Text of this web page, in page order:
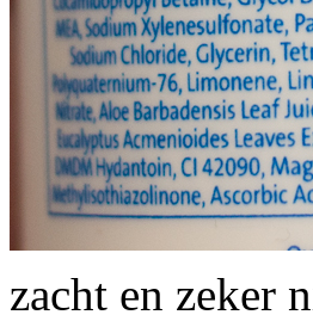
zacht en zeker